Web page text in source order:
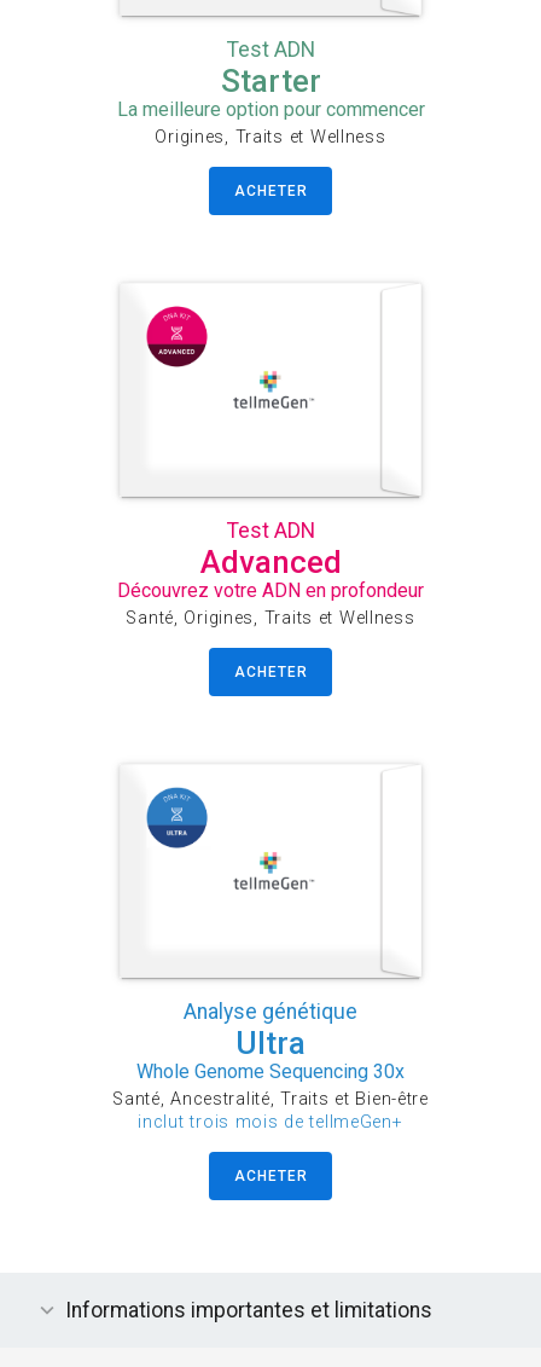
Test ADN
Starter
La meilleure option pour commencer
Origines, Traits et Wellness
ACHETER
Test ADN
Advanced
Découvrez votre ADN en profondeur
Santé, Origines, Traits et Wellness
ACHETER
Analyse génétique
Ultra
Whole Genome Sequencing 30x
Santé, Ancestralité, Traits et Bien-être
inclut trois mois de tellmeGen+
ACHETER
Informations importantes et limitations